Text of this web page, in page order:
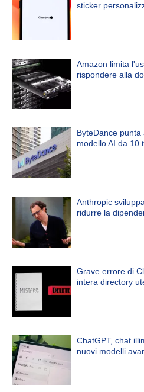
sticker
Amazon limita
rispondere alla
ByteDance
modello AI da 10
Anthropic
ridurre la
Grave errore di
intera directory
ChatGPT, chat
nuovi modelli